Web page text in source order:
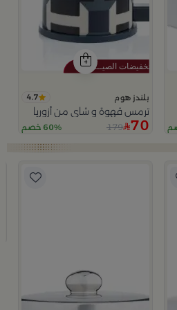
بلندز هوم 4.7
ترمس قهوة و شاي من أزوريا
70
179 60% خصم